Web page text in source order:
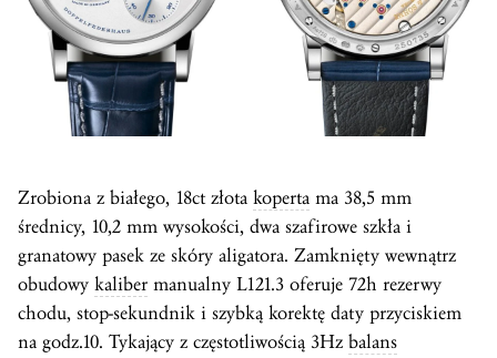
Zrobiona z białego, 18ct złota koperta ma 38,5 mm
średnicy, 10,2 mm wysokości, dwa szafirowe szkła i
granatowy pasek ze skóry aligatora. Zamknięty wewnątrz
obudowy kaliber manualny L121.3 oferuje 72h rezerwy
chodu, stop-sekundnik i szybką korektę daty przyciskiem
na godz.10. Tykający z częstotliwością 3Hz balans